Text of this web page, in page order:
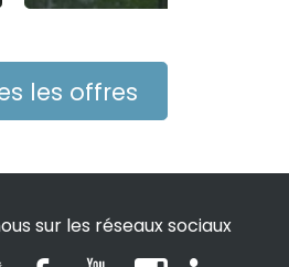
les offres
sur les réseaux sociaux